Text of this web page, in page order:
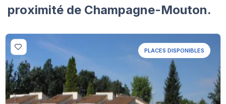
proximité de Champagne-Mouton.
PLACES DISPONIBLES